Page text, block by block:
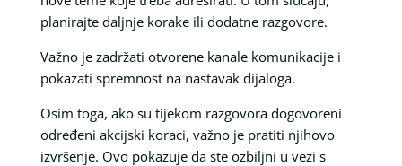
planirajte daljnje korake ili dodatne razgovore.
Važno je zadržati otvorene kanale komunikacije i
pokazati spremnost na nastavak dijaloga.
Osim toga, ako su tijekom razgovora dogovoreni
određeni akcijski koraci, važno je pratiti njihovo
izvršenje. Ovo pokazuje da ste ozbiljni u vezi s